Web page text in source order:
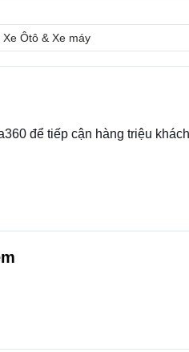
Xe Ôtô & Xe máy
để tiếp cận hàng triệu